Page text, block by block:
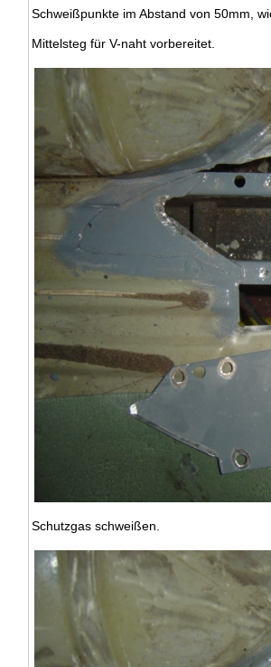
Schweißpunkte im Abstand von 50mm,
Mittelsteg für V-naht vorbereitet.
Schutzgas schweißen.